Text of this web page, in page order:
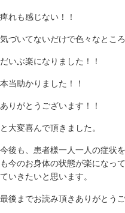
痺れも感じない！！
気づいてないだけで色々なとこ
だいぶ楽になりました！！
本当助かりました！！
ありがとうございます！！
と大変喜んで頂きました。
今後も、患者様一人一人の症状
も今のお身体の状態が楽になっ
ていきたいと思います。
最後までお読み頂きありがとうご